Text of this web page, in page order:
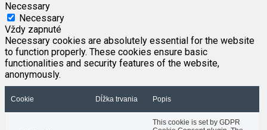
Necessary
Necessary
Vždy zapnuté
Necessary cookies are absolutely essential for the website
to function properly. These cookies ensure basic
functionalities and security features of the website,
anonymously.
Cookie Dĺžka trvania Popis
This cookie is set by GDPR